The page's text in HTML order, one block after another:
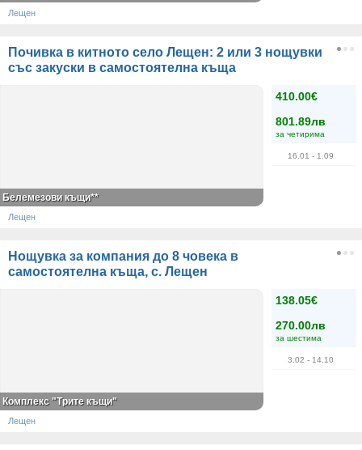
Лещен
Почивка в китното село Лещен: 2 или 3 нощувки
със закуски в самостоятелна къща
410.00€
801.89лв
за четирима
16.01 - 1.09
Белемезови къщи**
Лещен
Нощувка за компания до 8 човека в
самостоятелна къща, с. Лещен
138.05€
270.00лв
за шестима
3.02 - 14.10
Комплекс "Трите къщи"
Лещен